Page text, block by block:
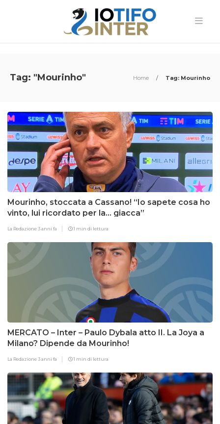
Tag: "Mourinho" Home / Tag: Mourinho
Mourinho, stoccata a Cassano! “Io sapete cosa ho
vinto, lui ricordato per la… giacca”
La Redazione3 anni fa 1 min di lettura
MERCATO – Inter – Paulo Dybala atto II. La Joya a
Milano? Dipende da Mourinho!
La Redazione3 anni fa 1 min di lettura